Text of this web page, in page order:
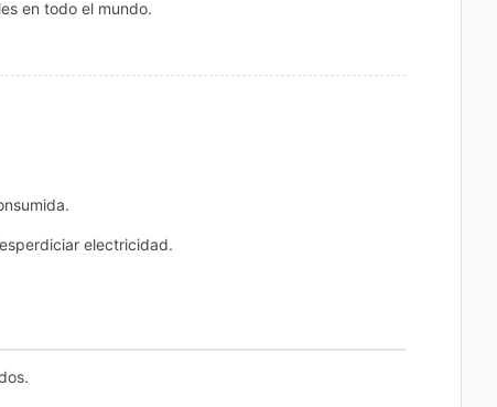
en todo el mundo.
electricidad.